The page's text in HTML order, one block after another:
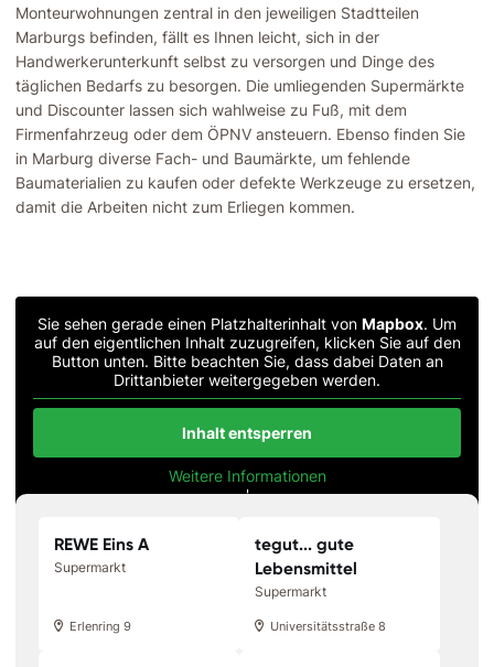
Monteurwohnungen zentral in den jeweiligen Stadtteilen
Marburgs befinden, fällt es Ihnen leicht, sich in der
Handwerkerunterkunft selbst zu versorgen und Dinge des
täglichen Bedarfs zu besorgen. Die umliegenden Supermärkte
und Discounter lassen sich wahlweise zu Fuß, mit dem
Firmenfahrzeug oder dem ÖPNV ansteuern. Ebenso finden Sie
in Marburg diverse Fach- und Baumärkte, um fehlende
Baumaterialien zu kaufen oder defekte Werkzeuge zu ersetzen,
damit die Arbeiten nicht zum Erliegen kommen.
Sie sehen gerade einen Platzhalterinhalt von Mapbox. Um
auf den eigentlichen Inhalt zuzugreifen, klicken Sie auf den
Button unten. Bitte beachten Sie, dass dabei Daten an
Drittanbieter weitergegeben werden.
Inhalt entsperren
Weitere Informationen
'
REWE Eins A
Supermarkt
Erlenring 9
tegut... gute
Lebensmittel
Supermarkt
Universitätsstraße 8